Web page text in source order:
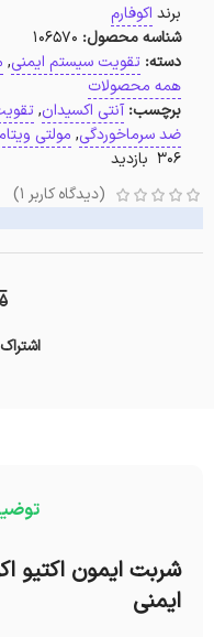
برند اکوفارم
شناسه محصول: 106570
دسته: تقویت سیستم ایمنی,
همه محصولات
برچسب: آنتی اکسیدان,
ضد سرماخوردگی, مولتی
306 بازدید
(دیدگاه کاربر 1
)
شربت ایمون اکتیو
ایمنی